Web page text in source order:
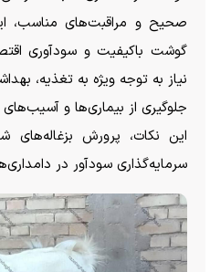
صحیح و مراقبت‌های مناسب،
گوشت باکیفیت و سودآوری
نیاز به توجه ویژه به تغذیه،
جلوگیری از بیماری‌ها و
این نکات، پرورش
سرمایه‌گذاری سودآور در